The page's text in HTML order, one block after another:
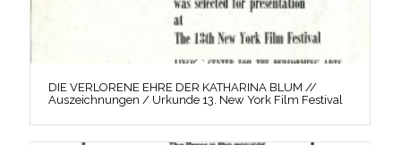
DIE VERLORENE EHRE DER KATHARINA BLUM //
Auszeichnungen / Urkunde 13. New York Film Festival